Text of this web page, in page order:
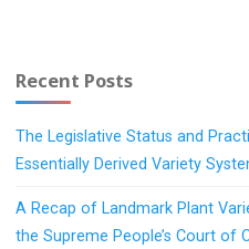
Recent Posts
The Legislative Status and
Essentially Derived Variety
A Recap of Landmark Plant
the Supreme People’s Court of